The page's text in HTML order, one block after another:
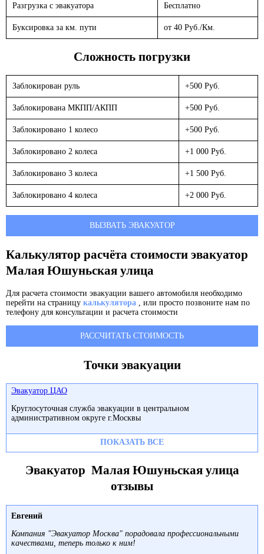
Разгрузка с эвакуатора Бесплатно
Буксировка за км. пути от 40 Руб./Км.
Сложность погрузки
Заблокирован руль +500 Руб.
Заблокирована МКПП/АКПП +500 Руб.
Заблокировано 1 колесо +500 Руб.
Заблокировано 2 колеса +1 000 Руб.
Заблокировано 3 колеса +1 500 Руб.
Заблокировано 4 колеса +2 000 Руб.
ВЫЗВАТЬ ЭВАКУАТОР
Калькулятор расчёта стоимости эвакуатор
Малая Юшуньская улица
Для расчета стоимости эвакуации вашего автомобиля необходимо
перейти на страницу калькулятора , или просто позвоните нам по
телефону для консультации и расчета стоимости
РАССЧИТАТЬ СТОИМОСТЬ
Точки эвакуации
Эвакуатор ЦАО
Круглосуточная служба эвакуации в центральном
административном округе г.Москвы
ПОКАЗАТЬ ВСЕ
Эвакуатор Малая Юшуньская улица
отзывы
Евгений
Компания "Эвакуатор Москва" порадовала профессиональными
качествами, теперь только к ним!